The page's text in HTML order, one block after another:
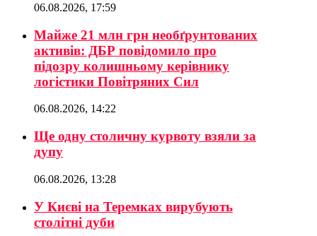
06.08.2026, 17:59
Майже 21 млн грн необґрунтованих
активів: ДБР повідомило про
підозру колишньому керівнику
логістики Повітряних Сил
06.08.2026, 14:22
Ще одну столичну курвоту взяли за
дупу
06.08.2026, 13:28
У Києві на Теремках вирубують
столітні дуби